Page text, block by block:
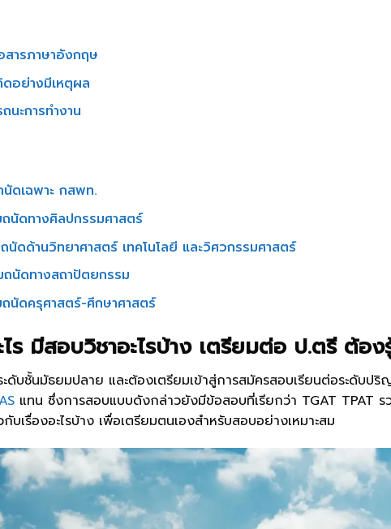
สารภาษาอังกฤษ
อย่างมีเหตุผล
นะการทำงาน
นัดเฉพาะ กสพท.
นัดทางศิลปกรรมศาสตร์
นัดด้านวิทยาศาสตร์ เทคโนโลยี และวิศวกรรมศาสตร์
นัดทางสถาปัตยกรรม
นัดครุศาสตร์-ศึกษาศาสตร์
ร มีสอบวิชาอะไรบ้าง เตรียมต่อ ป.ตรี ต้อง
ดับชั้นมัธยมปลาย และต้องเตรียมเข้าสู่การสมัครสอบเรียนต่อระดับ
แทน ซึ่งการสอบแบบดังกล่าวยังมีข้อสอบที่เรียกว่า TGAT TPAT
เรื่องอะไรบ้าง เพื่อเตรียมตนเองสำหรับสอบอย่างเหมาะสม